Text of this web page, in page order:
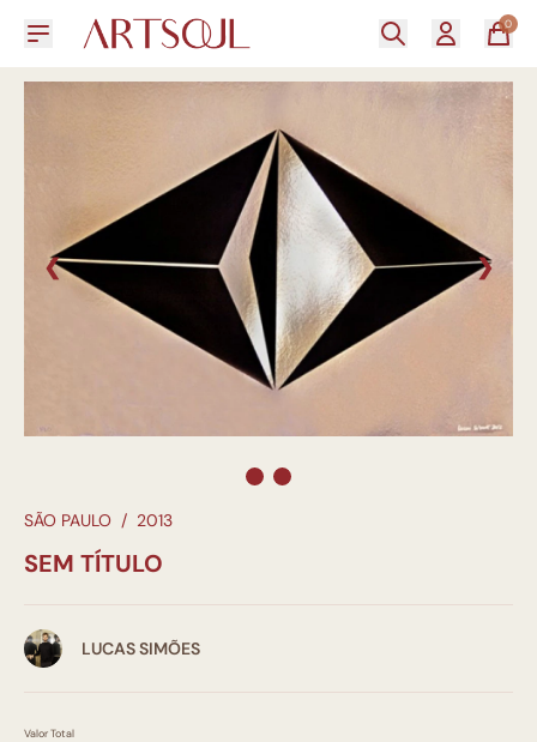
0
❮ ❯
SÃO PAULO / 2013
SEM TÍTULO
LUCAS SIMÕES
Valor Total